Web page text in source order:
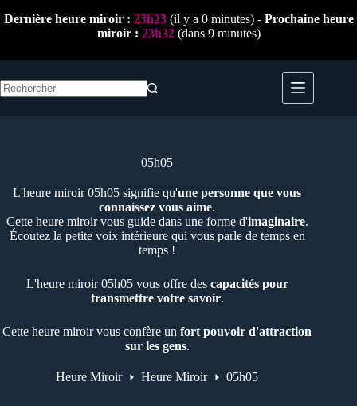
auDernière heure miroir : 23h23(il y a 0 minutes) - Prochaine heure
miroir : 23h32(dans 9 minutes)
05h05
L'heure miroir 05h05 signifie qu'une personne que vous
connaissez vous aime.
Cette heure miroir vous guide dans une forme d'imaginaire.
Écoutez la petite voix intérieure qui vous parle de temps en
temps !
L'heure miroir 05h05 vous offre des capacités pour
transmettre votre savoir.
Cette heure miroir vous confère unfort pouvoir d'attraction
sur les gens.
Heure Miroir Heure Miroir 05h05